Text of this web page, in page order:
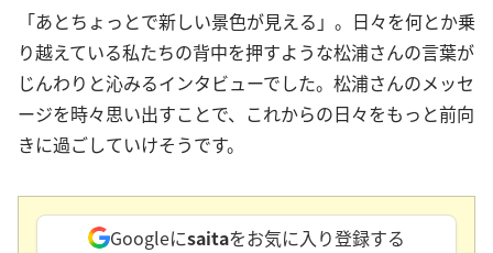
「あとちょっとで新しい景色が見える」。日々を何とか乗
り越えている私たちの背中を押すような松浦さんの言葉が
じんわりと沁みるインタビューでした。松浦さんのメッセ
ージを時々思い出すことで、これからの日々をもっと前向
きに過ごしていけそうです。
Googleにsaitaをお気に入り登録する